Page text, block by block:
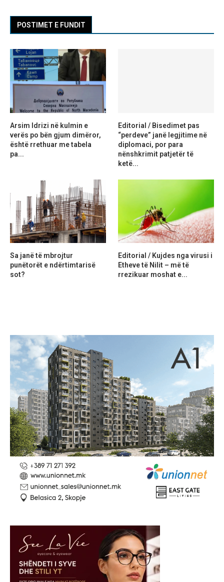
POSTIMET E FUNDIT
Arsim Idrizi në kulmin e
verës po bën gjum dimëror,
është rrethuar me tabela
pa...
Editorial / Bisedimet pas
“perdeve” janë legjitime në
diplomaci, por para
nënshkrimit patjetër të
ketë...
Sa janë të mbrojtur
punëtorët e ndërtimtarisë
sot?
Editorial / Kujdes nga virusi i
Etheve të Nilit – më të
rrezikuar moshat e...